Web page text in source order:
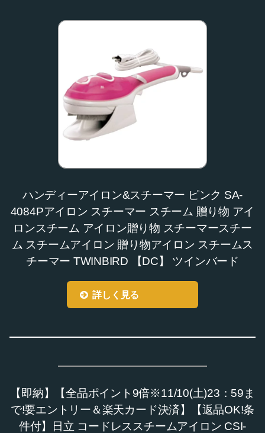
ハンディーアイロン&スチーマー ピンク SA-
4084Pアイロン スチーマー スチーム 贈り物 アイ
ロンスチーム アイロン贈り物 スチーマースチー
ム スチームアイロン 贈り物アイロン スチームス
チーマー TWINBIRD 【DC】 ツインバード
詳しく見る
【即納】【全品ポイント9倍※11/10(土)23：59ま
で!要エントリー＆楽天カード決済】【返品OK!条
件付】日立 コードレススチームアイロン CSI-